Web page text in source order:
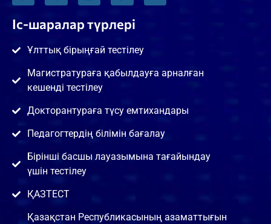
Іс-шаралар түрлері
Ұлттық бірыңғай тестілеу
Магистратураға қабылдауға арналған
кешенді тестілеу
Докторантураға түсу емтихандары
Педагогтердің білімін бағалау
Бірінші басшы лауазымына тағайындау
үшін тестілеу
ҚАЗТЕСТ
Қазақстан Республикасының азаматтығын